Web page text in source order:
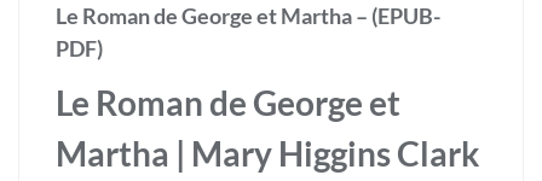
Le Roman de George et Martha – (EPUB-
PDF)
Le Roman de George et
Martha | Mary Higgins Clark